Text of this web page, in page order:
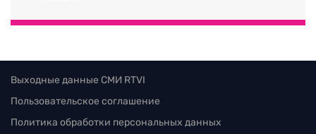
Выходные данные СМИ RTVI
Пользовательское соглашение
Политика обработки персональных данных